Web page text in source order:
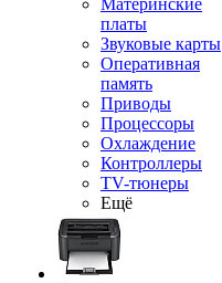
Материнские
платы
Звуковые карты
Оперативная
память
Приводы
Процессоры
Охлаждение
Контроллеры
TV-тюнеры
Ещё